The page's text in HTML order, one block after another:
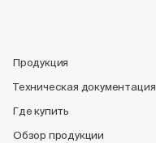
Продукция
Техническая документация
Где купить
Обзор продукции